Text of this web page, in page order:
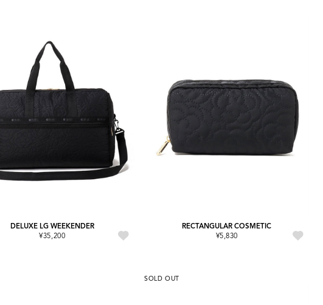
DELUXE LG WEEKENDER
¥35,200
RECTANGULAR COSMETIC
¥5,830
SOLD OUT